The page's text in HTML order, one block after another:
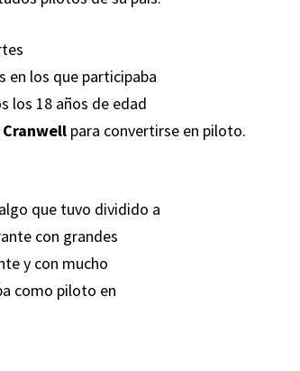
en los que participaba
los 18 años de edad
para convertirse en piloto.
que tuvo dividido a
con grandes
y con mucho
como piloto en